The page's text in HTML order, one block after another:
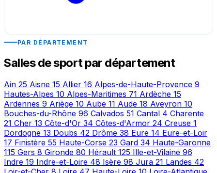
PAR DÉPARTEMENT
Salles de sport par département
Ain 25 Aisne 15 Allier 16 Alpes-de-Haute-Provence 9
Hautes-Alpes 10 Alpes-Maritimes 71 Ardèche 15
Ardennes 9 Ariège 10 Aube 11 Aude 18 Aveyron 10
Bouches-du-Rhône 96 Calvados 51 Cantal 4 Charente
21 Cher 13 Côte-d'Or 34 Côtes-d'Armor 24 Creuse 1
Dordogne 13 Doubs 42 Drôme 38 Eure 14 Eure-et-Loir
17 Finistère 55 Haute-Corse 23 Gard 34 Haute-Garonne
115 Gers 8 Gironde 80 Hérault 125 Ille-et-Vilaine 96
Indre 19 Indre-et-Loire 48 Isère 98 Jura 21 Landes 42